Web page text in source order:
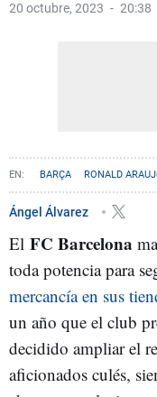
20 octubre, 2023 20:38
BARÇA RONALD
Ángel Álvarez
El FC Barcelona
toda potencia para
mercancía en sus
un año que el club
decidido ampliar el
aficionados culés,